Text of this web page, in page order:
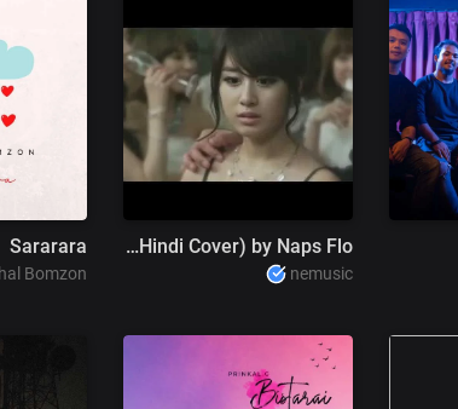
You Were My Everything - Aviation (Hindi Cover) by Naps Flo
nemusic
Sararara
Bomzon